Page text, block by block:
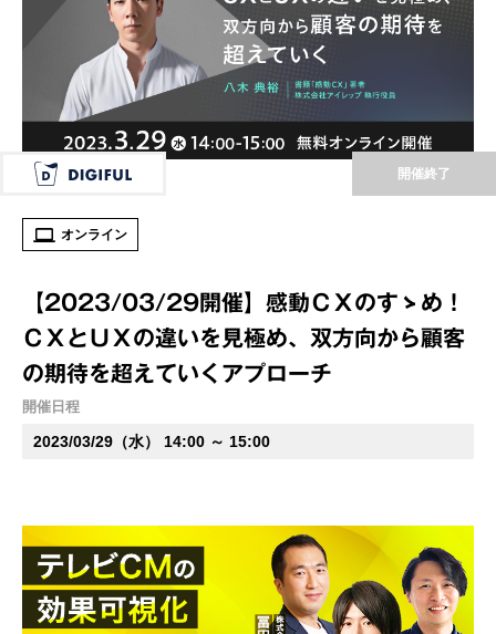
開催終了
オンライン
【2023/03/29開催】感動ＣＸのすゝめ！
ＣＸとＵＸの違いを見極め、双方向から顧客
の期待を超えていくアプローチ
開催日程
2023/03/29（水） 14:00 ～ 15:00